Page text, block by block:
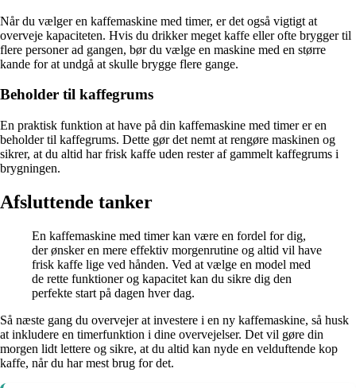
Når du vælger en kaffemaskine med timer, er det også vigtigt at
overveje kapaciteten. Hvis du drikker meget kaffe eller ofte brygger til
flere personer ad gangen, bør du vælge en maskine med en større
kande for at undgå at skulle brygge flere gange.
Beholder til kaffegrums
En praktisk funktion at have på din kaffemaskine med timer er en
beholder til kaffegrums. Dette gør det nemt at rengøre maskinen og
sikrer, at du altid har frisk kaffe uden rester af gammelt kaffegrums i
brygningen.
Afsluttende tanker
En kaffemaskine med timer kan være en fordel for dig,
der ønsker en mere effektiv morgenrutine og altid vil have
frisk kaffe lige ved hånden. Ved at vælge en model med
de rette funktioner og kapacitet kan du sikre dig den
perfekte start på dagen hver dag.
Så næste gang du overvejer at investere i en ny kaffemaskine, så husk
at inkludere en timerfunktion i dine overvejelser. Det vil gøre din
morgen lidt lettere og sikre, at du altid kan nyde en velduftende kop
kaffe, når du har mest brug for det.